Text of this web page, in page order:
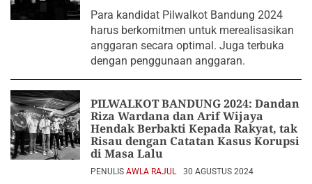
Para kandidat Pilwalkot Bandung 2024
harus berkomitmen untuk merealisasikan
anggaran secara optimal. Juga terbuka
dengan penggunaan anggaran.
PILWALKOT BANDUNG 2024: Dandan
Riza Wardana dan Arif Wijaya
Hendak Berbakti Kepada Rakyat, tak
Risau dengan Catatan Kasus Korupsi
di Masa Lalu
PENULIS AWLA RAJUL 30 AGUSTUS 2024